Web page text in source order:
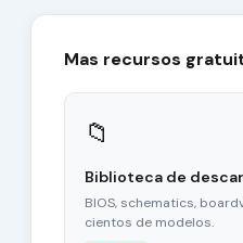
Mas recursos
📁
Biblioteca de
BIOS, schematics,
cientos de modelos.